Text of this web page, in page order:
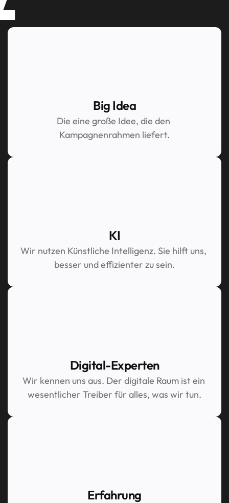
Big Idea
Die eine große Idee, die den
Kampagnenrahmen liefert.
KI
Wir nutzen Künstliche Intelligenz. Sie hilft uns,
besser und effizienter zu sein.
Digital-Experten
Wir kennen uns aus. Der digitale Raum ist ein
wesentlicher Treiber für alles, was wir tun.
Erfahrung